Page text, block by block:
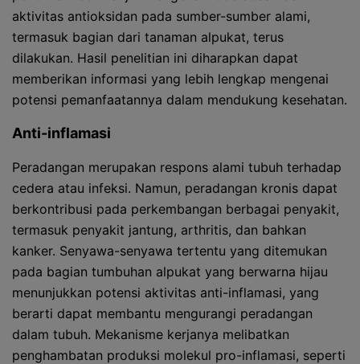
aktivitas antioksidan pada sumber-sumber alami,
termasuk bagian dari tanaman alpukat, terus
dilakukan. Hasil penelitian ini diharapkan dapat
memberikan informasi yang lebih lengkap mengenai
potensi pemanfaatannya dalam mendukung kesehatan.
Anti-inflamasi
Peradangan merupakan respons alami tubuh terhadap
cedera atau infeksi. Namun, peradangan kronis dapat
berkontribusi pada perkembangan berbagai penyakit,
termasuk penyakit jantung, arthritis, dan bahkan
kanker. Senyawa-senyawa tertentu yang ditemukan
pada bagian tumbuhan alpukat yang berwarna hijau
menunjukkan potensi aktivitas anti-inflamasi, yang
berarti dapat membantu mengurangi peradangan
dalam tubuh. Mekanisme kerjanya melibatkan
penghambatan produksi molekul pro-inflamasi, seperti